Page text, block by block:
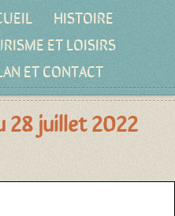
HISTOIRE
ET LOISIRS
ET CONTACT
28 juillet 2022